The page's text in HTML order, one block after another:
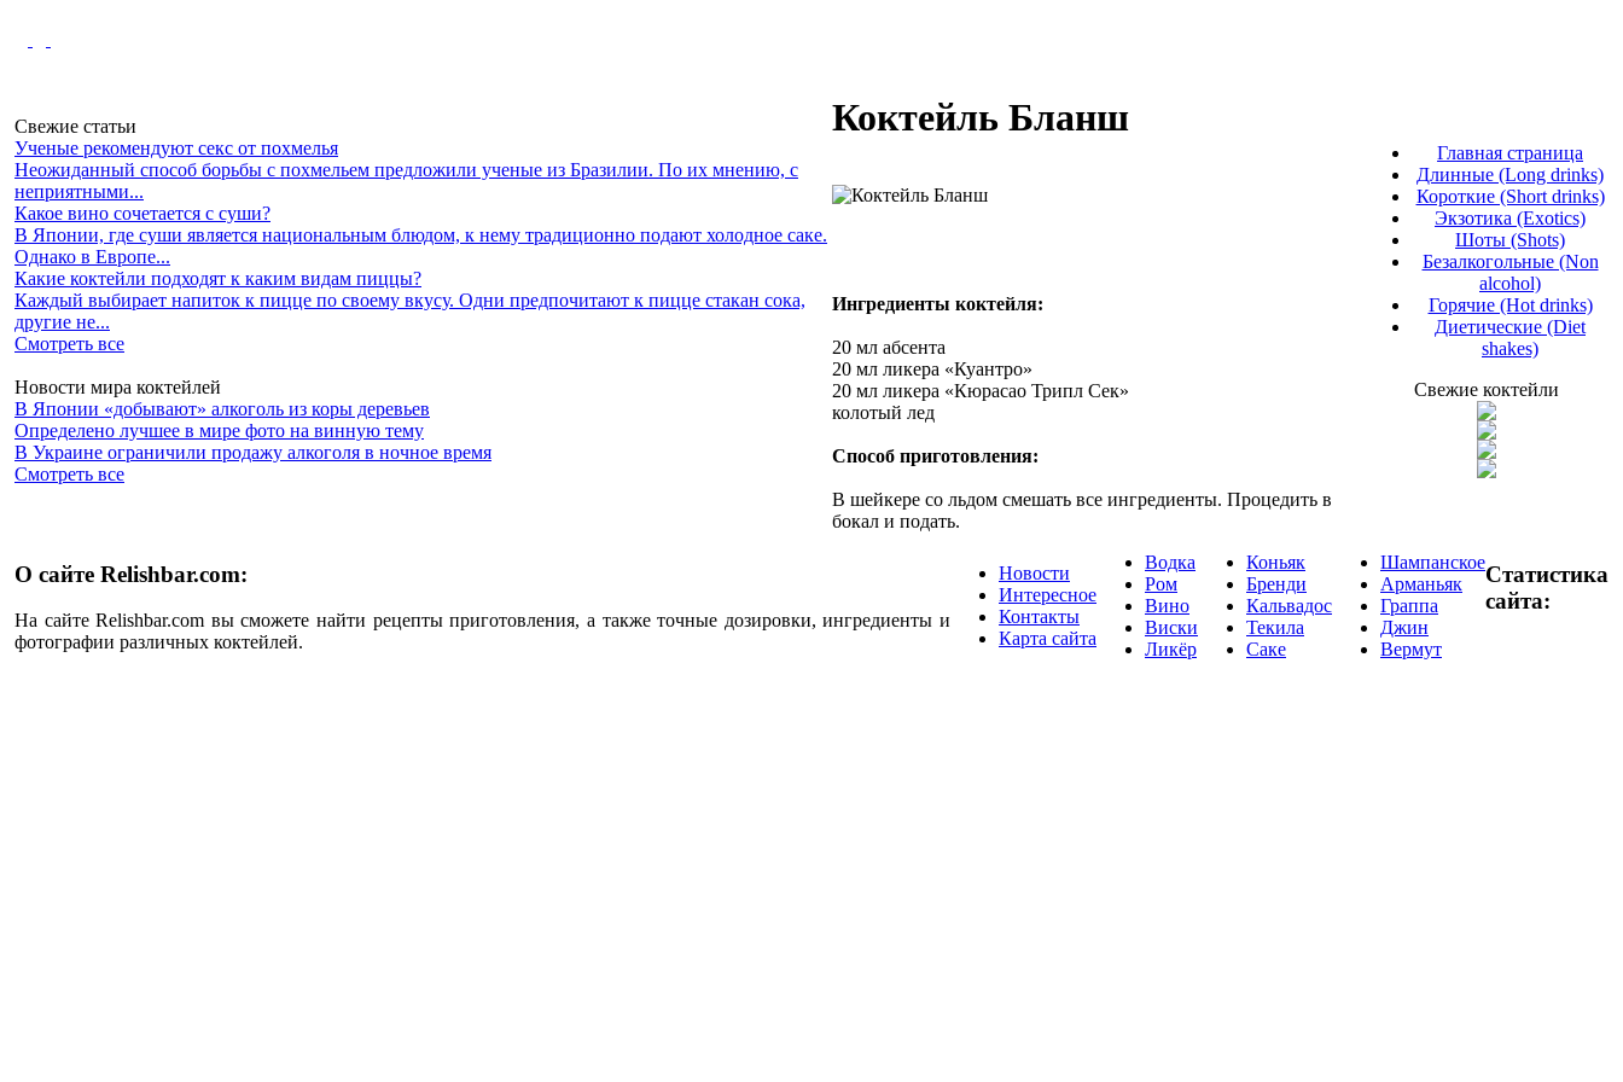
Свежие статьи
Ученые рекомендуют секс от похмелья
Неожиданный способ борьбы с похмельем предложили ученые из Бразилии. По их мнению, с
неприятными...
Какое вино сочетается с суши?
В Японии, где суши является национальным блюдом, к нему традиционно подают холодное саке.
Однако в Европе...
Какие коктейли подходят к каким видам пиццы?
Каждый выбирает напиток к пицце по своему вкусу. Одни предпочитают к пицце стакан сока,
другие не...
Смотреть все
Новости мира коктейлей
В Японии «добывают» алкоголь из коры деревьев
Определено лучшее в мире фото на винную тему
В Украине ограничили продажу алкоголя в ночное время
Смотреть все
Коктейль Бланш
Ингредиенты коктейля:
20 мл абсента
20 мл ликера «Куантро»
20 мл ликера «Кюрасао Трипл Сек»
колотый лед
Способ приготовления:
В шейкере со льдом смешать все ингредиенты. Процедить в
бокал и подать.
Главная страница
Длинные (Long drinks)
Короткие (Short drinks)
Экзотика (Exotics)
Шоты (Shots)
Безалкогольные (Non
alcohol)
Горячие (Hot drinks)
Диетические (Diet
shakes)
Свежие коктейли
О сайте Relishbar.com:
На сайте Relishbar.com вы сможете найти рецепты приготовления, а также точные дозировки, ингредиенты и
фотографии различных коктейлей.
Новости
Интересное
Контакты
Карта сайта
Водка
Ром
Вино
Виски
Ликёр
Коньяк
Бренди
Кальвадос
Текила
Саке
Шампанское
Арманьяк
Граппа
Джин
Вермут
Статистика
сайта: